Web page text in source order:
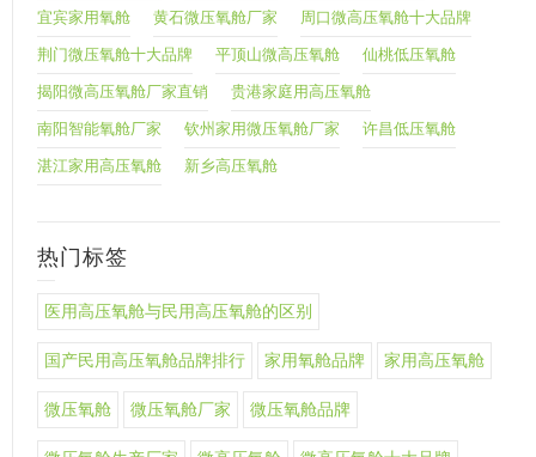
宜宾家用氧舱 黄石微压氧舱厂家 周口微高压氧舱十大品牌
荆门微压氧舱十大品牌 平顶山微高压氧舱 仙桃低压氧舱
揭阳微高压氧舱厂家直销 贵港家庭用高压氧舱
南阳智能氧舱厂家 钦州家用微压氧舱厂家 许昌低压氧舱
湛江家用高压氧舱 新乡高压氧舱
热门标签
医用高压氧舱与民用高压氧舱的区别
国产民用高压氧舱品牌排行 家用氧舱品牌 家用高压氧舱
微压氧舱 微压氧舱厂家 微压氧舱品牌